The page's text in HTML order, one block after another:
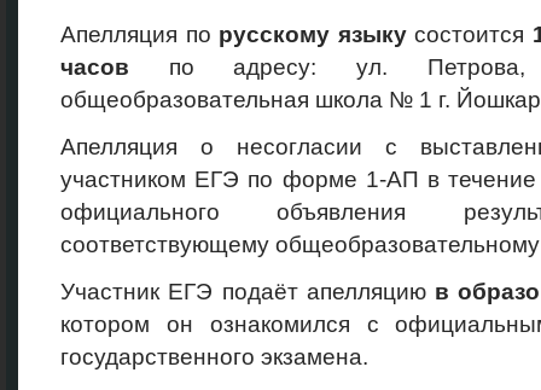
Апелляция по русскому языкусостоится
часов по адресу: ул.
общеобразовательная школа № 1 г.
Апелляция о несогласии с
участником ЕГЭ по форме 1-АП в
официального объявления
соответствующему
Участник ЕГЭ подаёт апелляцию в
котором он ознакомился с
государственного экзамена.